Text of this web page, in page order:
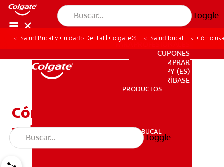
Toggle
PRODUCTOS
SALUD BUCAL
PARA PROFESIONALES
CUPONES
DONDE COMPRAR
PY (ES)
SUSCRÍBASE
PRODUCTOS
SALUD BUCAL
Toggle
Salud Bucal y Cuidado Dental | Colgate® Salud bucal Cómo
Cómo usar hilo dental y
volverlo un hábito diario